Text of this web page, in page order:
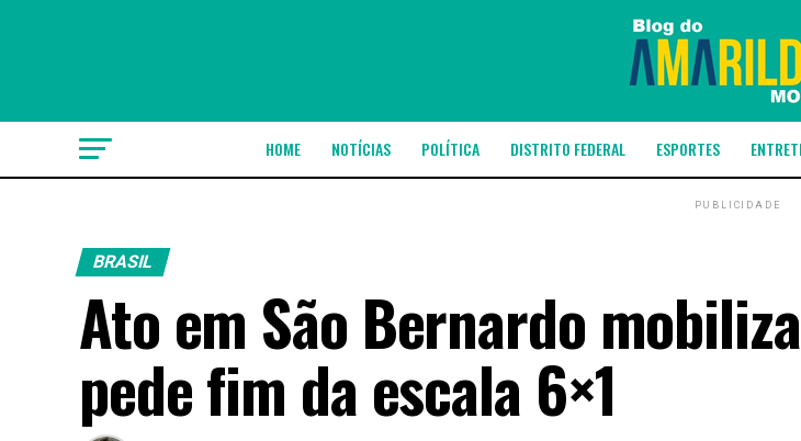
HOME NOTÍCIAS POLÍTICA DISTRITO FEDERAL ESPORTES
PUBLICIDADE
BRASIL
Ato em São Bernardo
pede fim da escala 6×1